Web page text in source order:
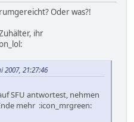
Oder was?!
ihr
2007, 21:27:46
SFU antwortest, nehmen
mehr :icon_mrgreen: